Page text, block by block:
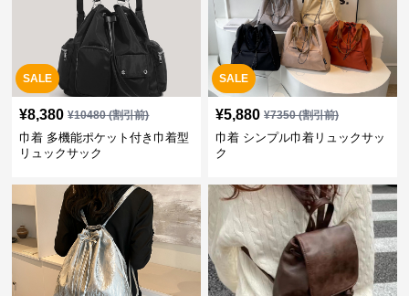
SALE
¥8,380 ¥10480(割引前)
巾着 多機能ポケット付き巾着型
リュックサック
SALE
¥5,880 ¥7350(割引前)
巾着 シンプル巾着リュックサッ
ク